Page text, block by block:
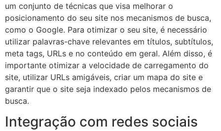
um conjunto de técnicas que visa melhorar o
posicionamento do seu site nos mecanismos de busca,
como o Google. Para otimizar o seu site, é necessário
utilizar palavras-chave relevantes em títulos, subtítulos,
meta tags, URLs e no conteúdo em geral. Além disso, é
importante otimizar a velocidade de carregamento do
site, utilizar URLs amigáveis, criar um mapa do site e
garantir que o site seja indexado pelos mecanismos de
busca.
Integração com redes sociais